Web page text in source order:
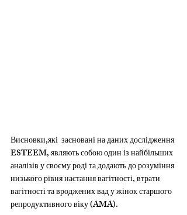
Висновки,які  засновані на даних дослідження
ESTEEM, являють собою один із найбільших
аналізів у своєму роді та додають до розуміння
низького рівня настання вагітності, втрати
вагітності та вроджених вад у жінок старшого
репродуктивного віку (AMA).